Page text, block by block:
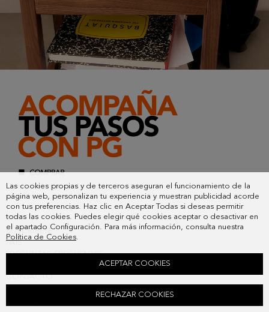
Las cookies propias y de terceros aseguran el funcionamiento de la
página web, personalizan tu experiencia y muestran publicidad acorde
con tus preferencias. Haz clic en Aceptar Todas si deseas permitir
todas las cookies. Puedes elegir qué cookies aceptar o desactivar en
el apartado Configuración. Para más información, consulta nuestra
Política de Cookies.
RECHAZAR COOKIES
ACEPTAR COOKIES
SUSCRIBETE
PAIS
PREGUNTAS FRECUENTES
CONTACTO